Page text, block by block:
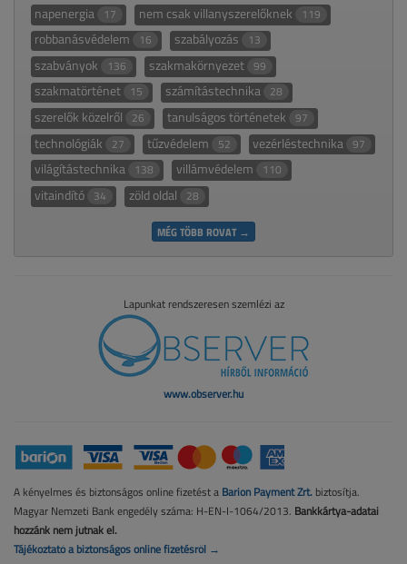
napenergia 17 nem csak villanyszerelőknek 119
robbanásvédelem 16 szabályozás 13
szabványok 136 szakmakörnyezet 99
szakmatörténet 15 számítástechnika 28
szerelők közelről 26 tanulságos történetek 97
technológiák 27 tűzvédelem 52 vezérléstechnika 97
világítástechnika 138 villámvédelem 110
vitaindító 34 zöld oldal 28
MÉG TÖBB ROVAT →
Lapunkat rendszeresen szemlézi az
www.observer.hu
A kényelmes és biztonságos online fizetést a Barion Payment Zrt. biztosítja.
Magyar Nemzeti Bank engedély száma: H-EN-I-1064/2013. Bankkártya-adatai
hozzánk nem jutnak el.
Tájékoztató a biztonságos online fizetésről →